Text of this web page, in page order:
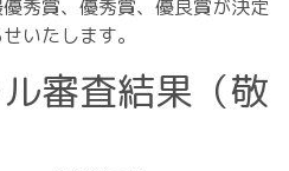
秀賞、優秀賞、優良賞が決定
いたします。
審査結果（敬